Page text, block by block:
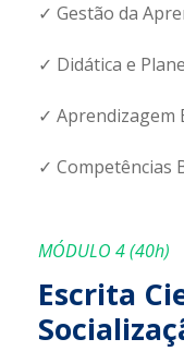
✓ Gestão da
✓ Didática e
✓ Aprendizagem
✓ Competências
MÓDULO 4 (40h)
Escrita